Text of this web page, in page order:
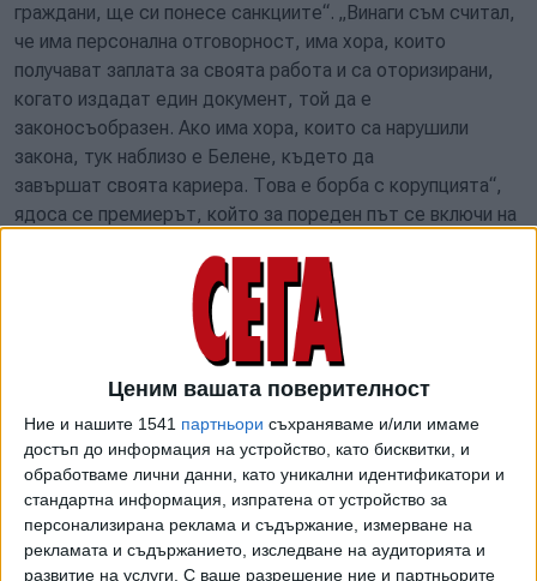
Ценим вашата поверителност
Ние и нашите 1541 партньори съхраняваме и/или имаме
достъп до информация на устройство, като бисквитки, и
обработваме лични данни, като уникални идентификатори и
стандартна информация, изпратена от устройство за
персонализирана реклама и съдържание, измерване на
рекламата и съдържанието, изследване на аудиторията и
развитие на услуги. С ваше разрешение ние и партньорите
граждани, ще си понесе санкциите“. „Винаги съм считал,
че има персонална отговорност, има хора, които
получават заплата за своята работа и са оторизирани,
когато издадат един документ, той да е
законосъобразен. Ако има хора, които са нарушили
закона, тук наблизо е Белене, където да
завършат своята кариера. Това е борба с корупцията“,
ядоса се премиерът, който за пореден път се включи на
Окръжният прокурор на Плевен Ваня Савова заяви от
своя страна пред Би Ти Ви, че депото в Плевен "видимо"
нарушава изискванията за съхранение на боклуци. От
МВР съобщиха преди ден, че са провели мащабна акция,
при която е проверен завод за отпадъци заради
съмнения за незаконен трафик на 9000 тона смет. Към
момента е ясно, че въпросните отпадъци са пристигнали
от Италия по море.
На разпит са привикани четирима служители на РИОСВ -
Плевен, които са изготвяли протоколите, че на депото